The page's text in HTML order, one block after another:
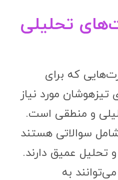
تحلیلی
که برای
مورد نیاز
و منطقی است.
سوالاتی هستند
تحلیل عمیق دارند.
به